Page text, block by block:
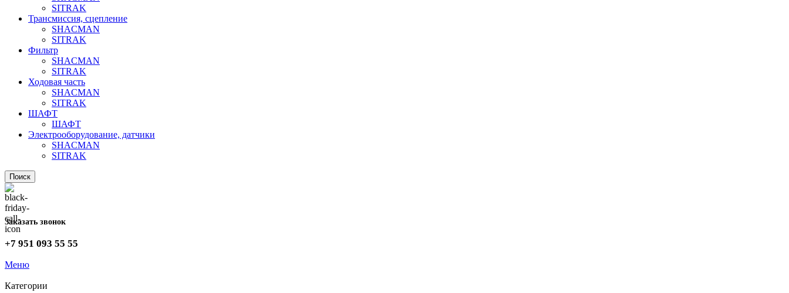
SITRAK
Трансмиссия, сцепление
SHACMAN
SITRAK
Фильтр
SHACMAN
SITRAK
Ходовая часть
SHACMAN
SITRAK
ШАФТ
ШАФТ
Электрооборудование, датчики
SHACMAN
SITRAK
Поиск
Заказать звонок
+7 951 093 55 55
Меню
Категории